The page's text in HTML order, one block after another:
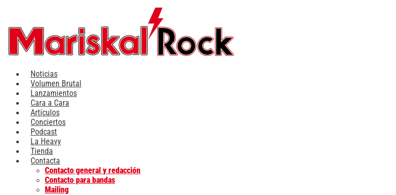
contenido
Noticias
Volumen Brutal
Lanzamientos
Cara a Cara
Artículos
Conciertos
Podcast
La Heavy
Tienda
Contacta
Contacto general y redacción
Contacto para bandas
Mailing